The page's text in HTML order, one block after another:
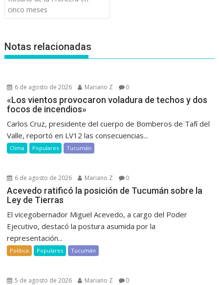
cinco meses
Notas relacionadas
6 de agosto de 2026 Mariano Z 0
«Los vientos provocaron voladura de techos y dos
focos de incendios»
Carlos Cruz, presidente del cuerpo de Bomberos de Tafí del
Valle, reportó en LV12 las consecuencias...
Clima Populares Tucumán
6 de agosto de 2026 Mariano Z 0
Acevedo ratificó la posición de Tucumán sobre la
Ley de Tierras
El vicegobernador Miguel Acevedo, a cargo del Poder
Ejecutivo, destacó la postura asumida por la
representación...
Política Populares Tucumán
5 de agosto de 2026 Mariano Z 0